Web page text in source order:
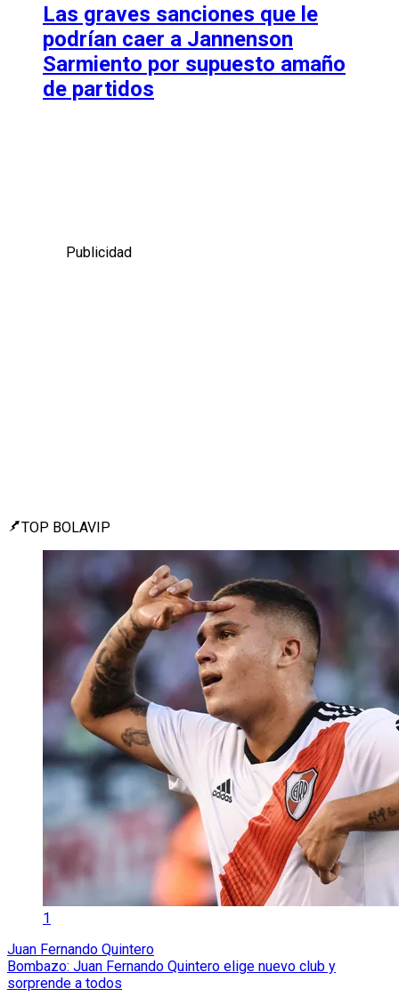
Las graves sanciones que le
podrían caer a Jannenson
Sarmiento por supuesto amaño
de partidos
Publicidad
TOP BOLAVIP
1
Juan Fernando Quintero
Bombazo: Juan Fernando Quintero elige nuevo club y
sorprende a todos